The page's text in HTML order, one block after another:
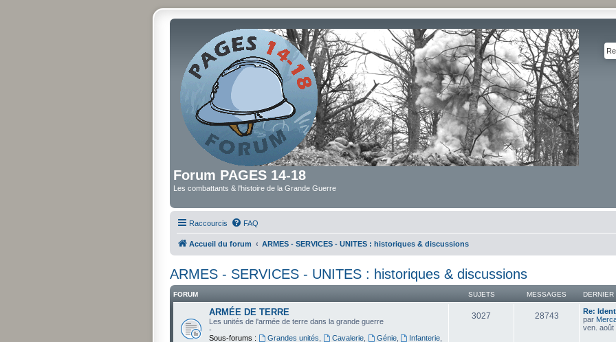
Forum PAGES 14-18
Les combattants & l'histoire de la Grande Guerre
Raccourcis FAQ
Accueil du forum ARMES - SERVICES - UNITES : historiques & discussions
ARMES - SERVICES - UNITES : historiques & discussions
FORUM SUJETS MESSAGES
ARMÉE DE TERRE
Les unités de l'armée de terre dans la grande guerre
-
Sous-forums :
Grandes unités Cavalerie, Génie, Infanterie
3027 28743
Re:
par
ven. août